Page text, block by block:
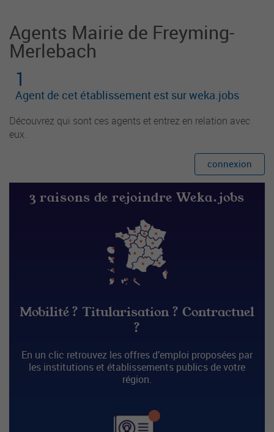
Agents Mairie de Freyming-
Merlebach
1
Agent de cet établissement est sur weka.jobs
Découvrez qui sont ces agents et entrez en relation avec
eux.
connexion
3 raisons de rejoindre Weka.jobs
Mobilité ? Titularisation ? Contractuel
?
En un clic retrouvez les offres d’emploi proposées par
les institutions et établissements publics de votre
région.